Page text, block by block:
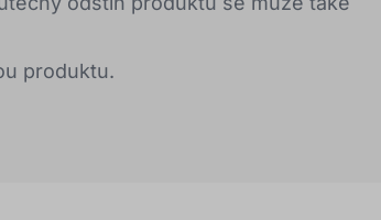
produktu.